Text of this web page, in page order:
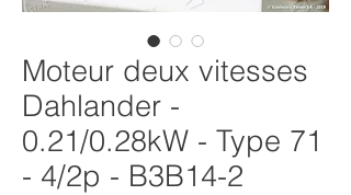
Moteur deux vitesses
Dahlander -
0.21/0.28kW - Type 71
- 4/2p - B3B14-2